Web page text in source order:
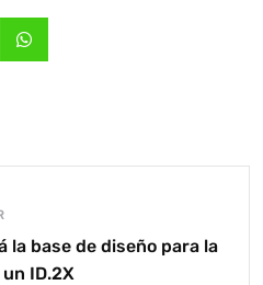
Whatsapp
la base de diseño para la
ID.2X